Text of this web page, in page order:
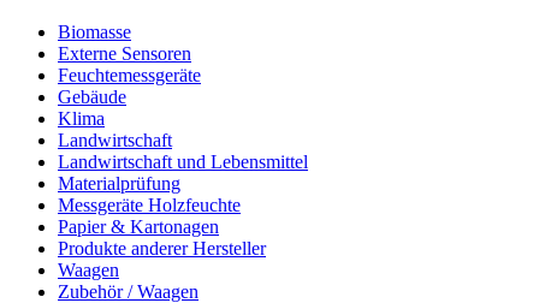
Biomasse
Externe Sensoren
Feuchtemessgeräte
Gebäude
Klima
Landwirtschaft
Landwirtschaft und Lebensmittel
Materialprüfung
Messgeräte Holzfeuchte
Papier & Kartonagen
Produkte anderer Hersteller
Waagen
Zubehör / Waagen